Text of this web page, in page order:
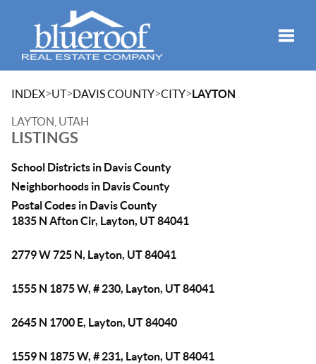
INDEX>UT>DAVIS COUNTY>CITY>LAYTON
LAYTON, UTAH
LISTINGS
School Districts in Davis County
Neighborhoods in Davis County
Postal Codes in Davis County
1835 N Afton Cir, Layton, UT 84041
2779 W 725 N, Layton, UT 84041
1555 N 1875 W, # 230, Layton, UT 84041
2645 N 1700 E, Layton, UT 84040
1559 N 1875 W, # 231, Layton, UT 84041